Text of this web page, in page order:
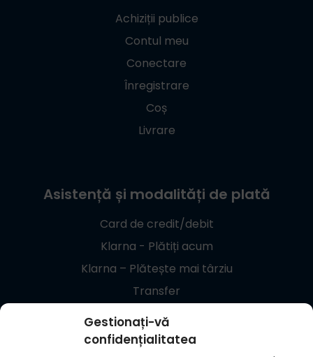
Gestionați-vă
confidențialitatea
Achiziții publice
Contul meu
Conectare
Înregistrare
Coș
Livrare
Asistență și modalități de plată
Card de credit/debit
Klarna - Plătiți acum
Klarna – Plătește mai târziu
Transfer
Giropay
+48 537 869 373